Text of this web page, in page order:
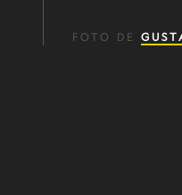
FOTO DE